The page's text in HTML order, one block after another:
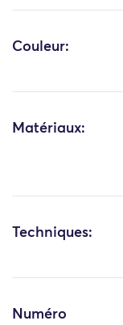
Couleur:
Matériaux:
Techniques:
Numéro